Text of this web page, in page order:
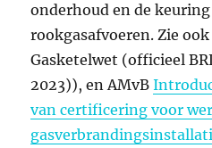
onderhoud en de keuring
rookgasafvoeren. Zie
Gasketelwet (officieel
2023)), en AMvB
van certificering voor